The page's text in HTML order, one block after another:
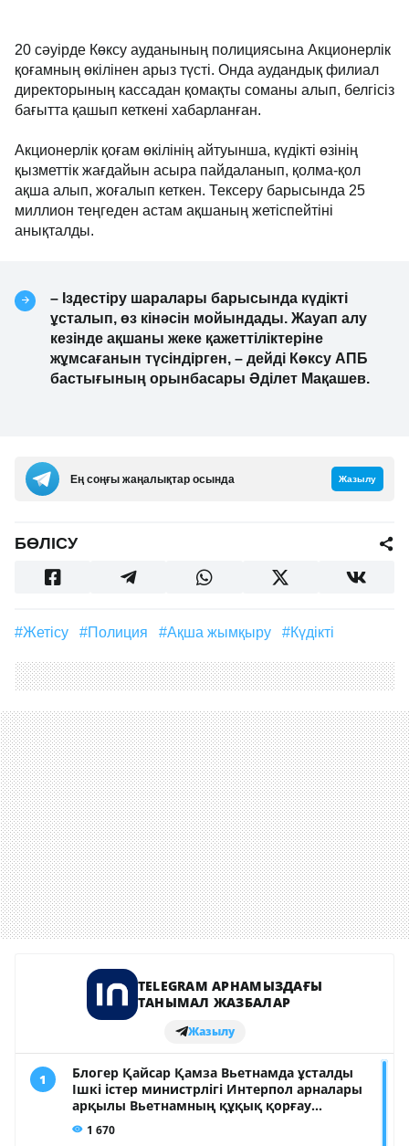
20 сәуірде Көксу ауданының полициясына Акционерлік
қоғамның өкілінен арыз түсті. Онда аудандық филиал
директорының кассадан қомақты соманы алып, белгісіз
бағытта қашып кеткені хабарланған.
Акционерлік қоғам өкілінің айтуынша, күдікті өзінің
қызметтік жағдайын асыра пайдаланып, қолма-қол
ақша алып, жоғалып кеткен. Тексеру барысында 25
миллион теңгеден астам ақшаның жетіспейтіні
анықталды.
– Іздестіру шаралары барысында күдікті
ұсталып, өз кінәсін мойындады. Жауап алу
кезінде ақшаны жеке қажеттіліктеріне
жұмсағанын түсіндірген, – дейді Көксу АПБ
бастығының орынбасары Әділет Мақашев.
Ең соңғы жаңалықтар осында Жазылу
БӨЛІСУ
#Жетісу #полиция #Ақша жымқыру #күдікті